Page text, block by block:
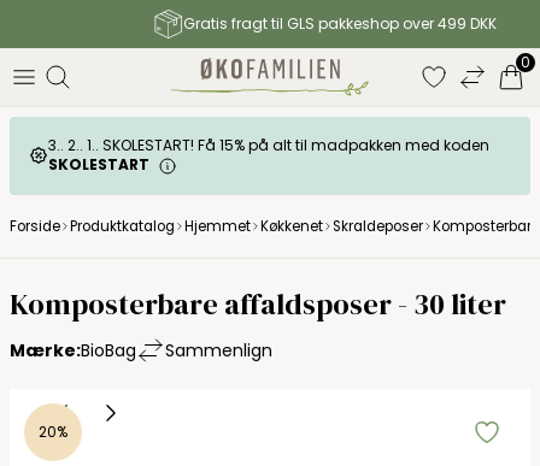
Gratis fragt til GLS pakkeshop over 499 DKK
0
3.. 2.. 1.. SKOLESTART! Få 15% på alt til madpakken med koden
SKOLESTART
Forside Produktkatalog Hjemmet Køkkenet Skraldeposer
Komposterbare affaldsposer - 30 liter
Mærke:BioBag Sammenlign
20%